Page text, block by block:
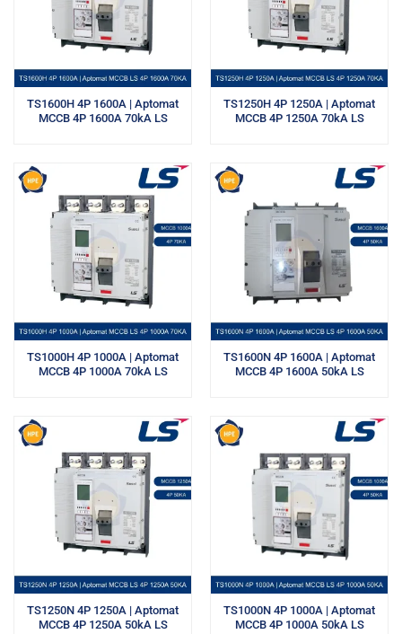
TS1600H 4P 1600A | Aptomat
MCCB 4P 1600A 70kA LS
TS1250H 4P 1250A | Aptomat
MCCB 4P 1250A 70kA LS
TS1000H 4P 1000A | Aptomat
MCCB 4P 1000A 70kA LS
TS1600N 4P 1600A | Aptomat
MCCB 4P 1600A 50kA LS
TS1250N 4P 1250A | Aptomat
MCCB 4P 1250A 50kA LS
TS1000N 4P 1000A | Aptomat
MCCB 4P 1000A 50kA LS